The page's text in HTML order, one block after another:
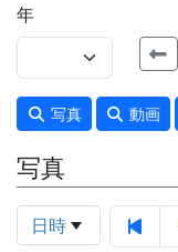
年
写真 動画
写真
日時